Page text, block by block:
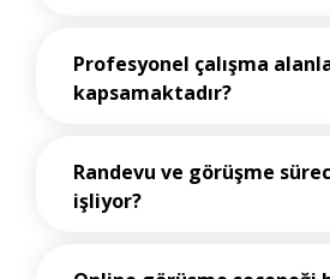
Profesyonel çalışma
kapsamaktadır?
Randevu ve görüşme
işliyor?